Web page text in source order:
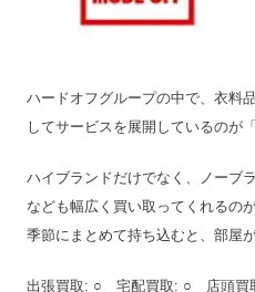
ハードオフグループの中で、衣料
してサービスを展開しているのが
ハイブランドだけでなく、ノーブ
なども幅広く買い取ってくれるの
季節にまとめて持ち込むと、部屋
出張買取: ○ 宅配買取: ○ 店頭買